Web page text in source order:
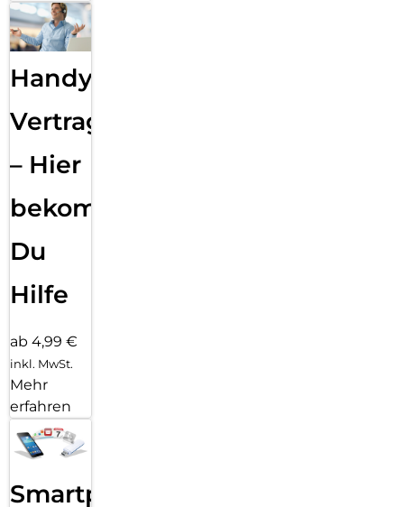
Handy
Vertragsabwicklung
– Hier
bekommst
Du
Hilfe
ab 4,99 €
inkl. MwSt.
Mehr
erfahren
Smartphone